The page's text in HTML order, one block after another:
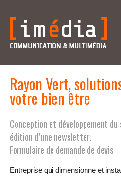
Rayon Vert,
votre bien être
Conception et développement
édition d’une newsletter.
Formulaire de demande de devis
Entreprise qui dimensionne et